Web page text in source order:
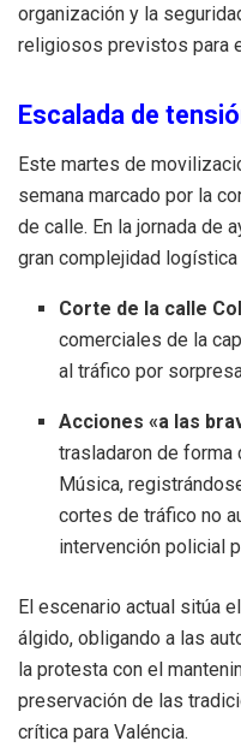
organización y la
religiosos previstos para
Escalada de
Este martes de
semana marcado por la
de calle. En la jornada de
gran complejidad logística
Corte de la calle
comerciales de la
al tráfico por
Acciones «a las
trasladaron de forma
Música,
cortes de tráfico no
intervención policial
El escenario actual sitúa
álgido, obligando a las
la protesta con el
preservación de las
crítica para Valéncia.